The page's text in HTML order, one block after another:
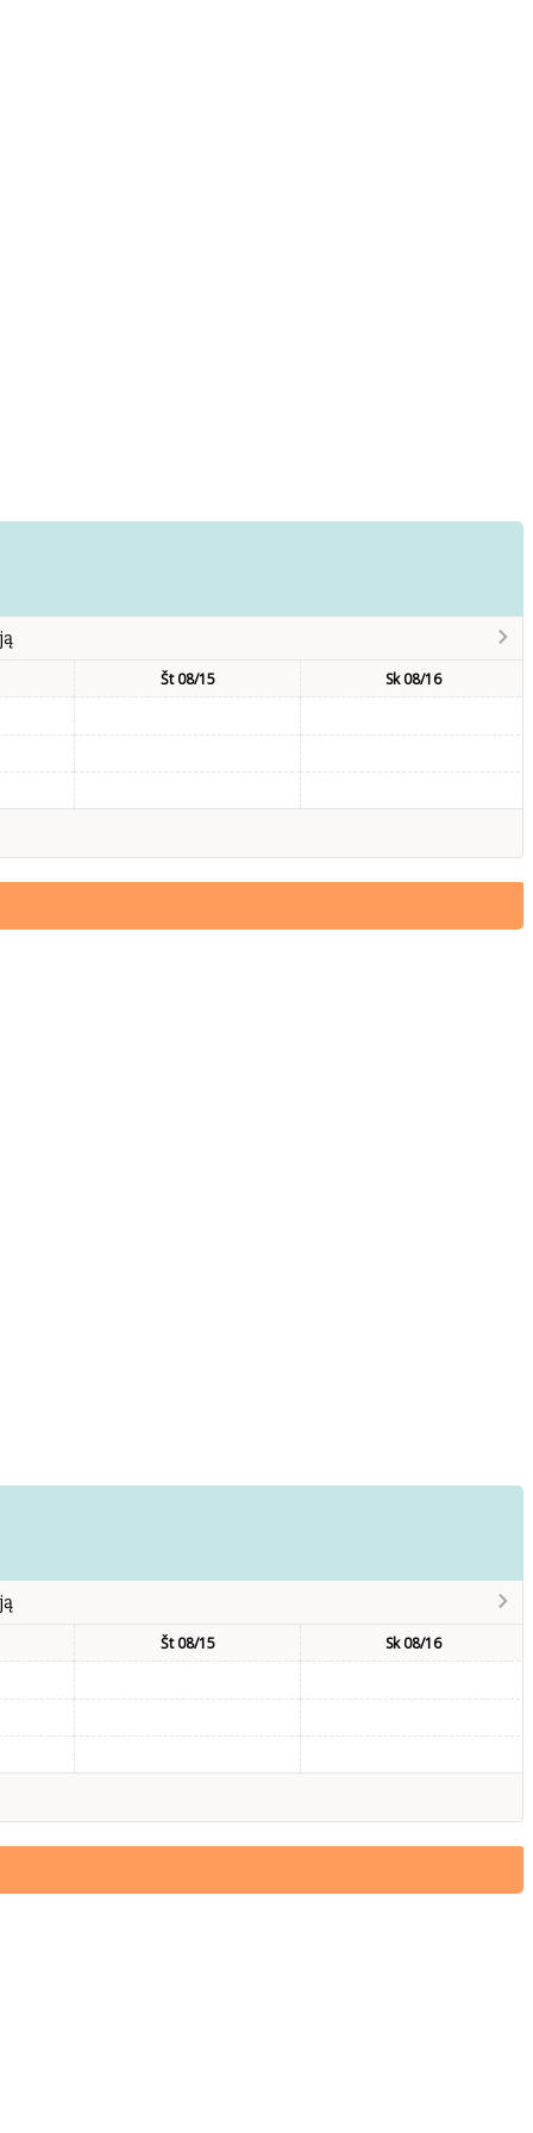
Št 08/15 Sk 08/16
Št 08/15 Sk 08/16